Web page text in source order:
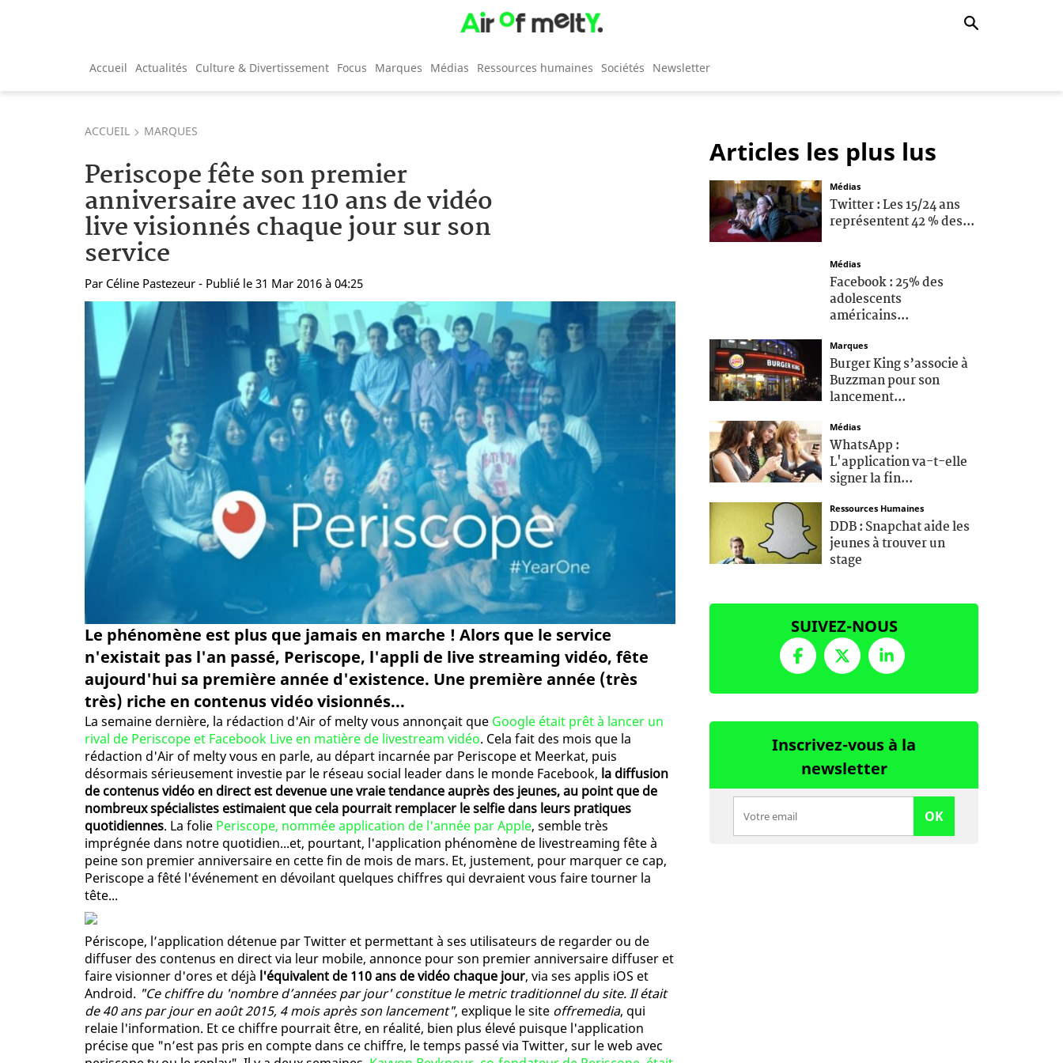
Accueil Actualités Culture & Divertissement Focus Marques Médias Ressources humaines Sociétés Newsletter
ACCUEIL MARQUES
Periscope fête son premier
anniversaire avec 110 ans de vidéo
live visionnés chaque jour sur son
service
Par Céline Pastezeur - Publié le 31 Mar 2016 à 04:25
Le phénomène est plus que jamais en marche ! Alors que le service
n'existait pas l'an passé, Periscope, l'appli de live streaming vidéo, fête
aujourd'hui sa première année d'existence. Une première année (très
très) riche en contenus vidéo visionnés...
La semaine dernière, la rédaction d'Air of melty vous annonçait que Google était prêt à lancer un
rival de Periscope et Facebook Live en matière de livestream vidéo. Cela fait des mois que la
rédaction d'Air of melty vous en parle, au départ incarnée par Periscope et Meerkat, puis
désormais sérieusement investie par le réseau social leader dans le monde Facebook, la diffusion
de contenus vidéo en direct est devenue une vraie tendance auprès des jeunes, au point que de
nombreux spécialistes estimaient que cela pourrait remplacer le selfie dans leurs pratiques
quotidiennes. La folie Periscope, nommée application de l'année par Apple, semble très
imprégnée dans notre quotidien...et, pourtant, l'application phénomène de livestreaming fête à
peine son premier anniversaire en cette fin de mois de mars. Et, justement, pour marquer ce cap,
Periscope a fêté l'événement en dévoilant quelques chiffres qui devraient vous faire tourner la
tête...
Périscope, l’application détenue par Twitter et permettant à ses utilisateurs de regarder ou de
diffuser des contenus en direct via leur mobile, annonce pour son premier anniversaire diffuser et
faire visionner d'ores et déjà l'équivalent de 110 ans de vidéo chaque jour, via ses applis iOS et
Android. "Ce chiffre du 'nombre d’années par jour' constitue le metric traditionnel du site. Il était
de 40 ans par jour en août 2015, 4 mois après son lancement", explique le site offremedia, qui
relaie l'information. Et ce chiffre pourrait être, en réalité, bien plus élevé puisque l'application
précise que "n’est pas pris en compte dans ce chiffre, le temps passé via Twitter, sur le web avec
Articles les plus lus
Médias
Twitter : Les 15/24 ans
représentent 42 % des...
Médias
Facebook : 25% des
adolescents
américains...
Marques
Burger King s’associe à
Buzzman pour son
lancement...
Médias
WhatsApp :
L'application va-t-elle
signer la fin...
Ressources Humaines
DDB : Snapchat aide les
jeunes à trouver un
stage
SUIVEZ-NOUS
Inscrivez-vous à la
newsletter
OK